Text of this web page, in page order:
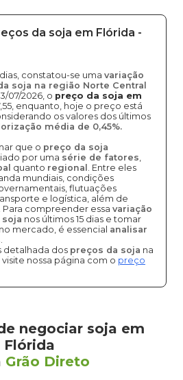
da soja em Flórida -
constatou-se uma variação
soja na região Norte Central
07/2026, o preço da soja em
enquanto, hoje o preço está
os valores dos últimos
média de 0,45%.
que o preço da soja
por uma série de fatores,
quanto regional . Entre eles
mundiais, condições
flutuações
e logística, além de
compreender essa variação
nos últimos 15 dias e tomar
mercado, é essencial analisar
.
detalhada dos preços da soja na
nossa página com o preço
negociar soja em
Flórida
Grão Direto